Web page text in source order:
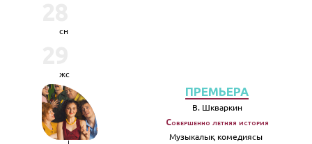
сн
жс
ПРЕМЬЕРА
В. Шкваркин
Совершенно летняя история
Музыкалық комедиясы